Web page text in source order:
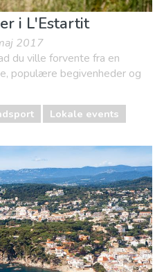
i L'Estartit
2017
du ville forvente fra en
populære begivenheder og
Lokale events